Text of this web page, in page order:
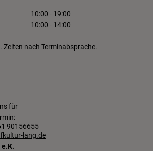
10:00 - 19:00
10:00 - 14:00
Zeiten nach Terminabsprache.
für
90156655
lang.de